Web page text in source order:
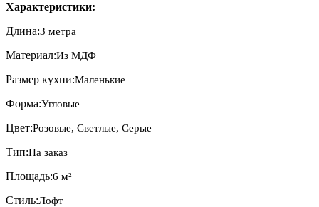
Характеристики:
Длина:3 метра
Материал:Из МДФ
Размер кухни:Маленькие
Форма:Угловые
Цвет:Розовые, Светлые, Серые
Тип:На заказ
Площадь:6 м²
Стиль:Лофт